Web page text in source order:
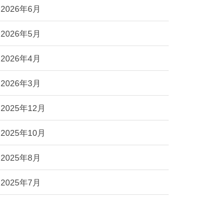
2026年6月
2026年5月
2026年4月
2026年3月
2025年12月
2025年10月
2025年8月
2025年7月